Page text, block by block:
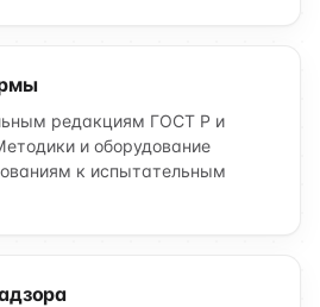
редакциям ГОСТ Р и
и оборудование
к испытательным